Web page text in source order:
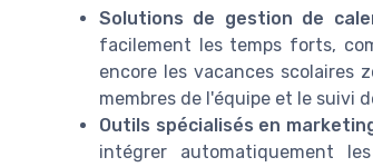
Solutions de gestion de
facilement les temps forts,
encore les vacances
membres de l'équipe et le suivi
Outils spécialisés en
intégrer automatiquement